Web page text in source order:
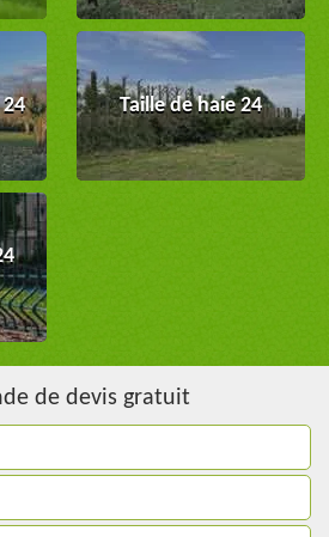
Taille de haie 24
de devis gratuit